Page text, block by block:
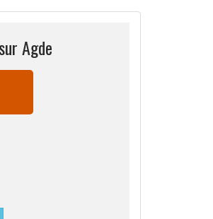
Agde